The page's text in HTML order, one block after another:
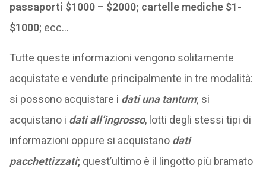
passaporti $1000 – $2000; cartelle mediche $1-
$1000; ecc…
Tutte queste informazioni vengono solitamente
acquistate e vendute principalmente in tre modalità:
si possono acquistare i dati una tantum; si
acquistano i dati all’ingrosso, lotti degli stessi tipi di
informazioni oppure si acquistano dati
pacchettizzati; quest’ultimo è il lingotto più bramato